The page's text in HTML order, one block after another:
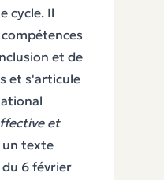
cycle. Il
et de
et s'articule
et
un texte
6 février